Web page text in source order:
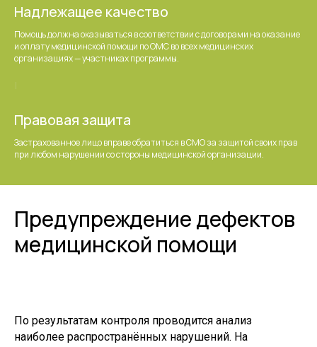
Надлежащее качество
Помощь должна оказываться в соответствии с договорами на оказание
и оплату медицинской помощи по ОМС во всех медицинских
организациях — участниках программы.
Правовая защита
Застрахованное лицо вправе обратиться в СМО за защитой своих прав
при любом нарушении со стороны медицинской организации.
Предупреждение дефектов
медицинской помощи
По результатам контроля проводится анализ
наиболее распространённых нарушений. На